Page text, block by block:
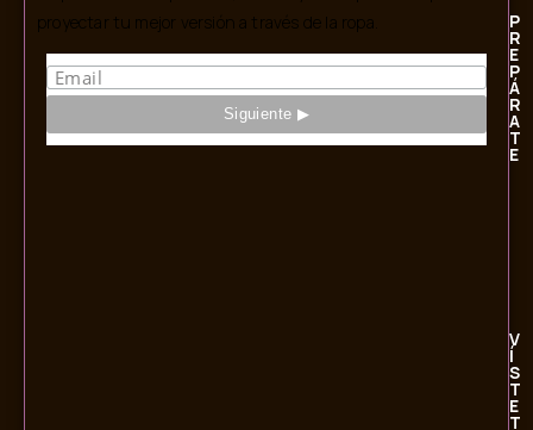
proyectar tu mejor versión a través de la ropa.
P
R
E
P
Á
R
A
T
E
V
Í
S
T
E
T